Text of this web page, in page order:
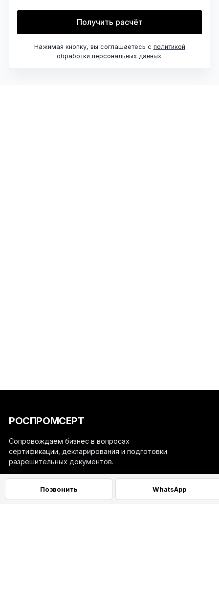
Получить расчёт
Нажимая кнопку, вы соглашаетесь с политикой
обработки персональных данных.
Позвонить WhatsApp
РОСПРОМСЕРТ
Сопровождаем бизнес в вопросах
сертификации, декларирования и подготовки
разрешительных документов.
Навигация